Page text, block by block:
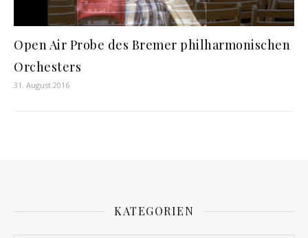
Open Air Probe des Bremer philharmonischen
Orchesters
31. August 2016
KATEGORIEN